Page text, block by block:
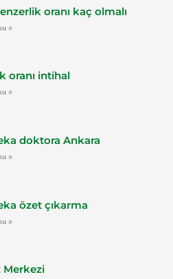
oranı kaç olmalı
»
oranı intihal
»
doktora Ankara
»
özet çıkarma
»
Merkezi